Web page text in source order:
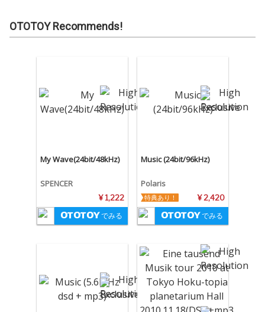
OTOTOY Recommends!
My Wave(24bit/48kHz)
SPENCER
¥ 1,222
でみる
Music (24bit/96kHz)
Polaris
¥ 2,420
特典あり！
でみる